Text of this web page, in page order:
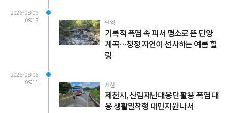
2026-08-06
09:18
단양
기록적 폭염 속 피서 명소로 뜬 단양
계곡…청정 자연이 선사하는 여름 힐
링
2026-08-06
09:11
제천
제천시, 산림재난대응단 활용 폭염 대
응 생활밀착형 대민지원 나서